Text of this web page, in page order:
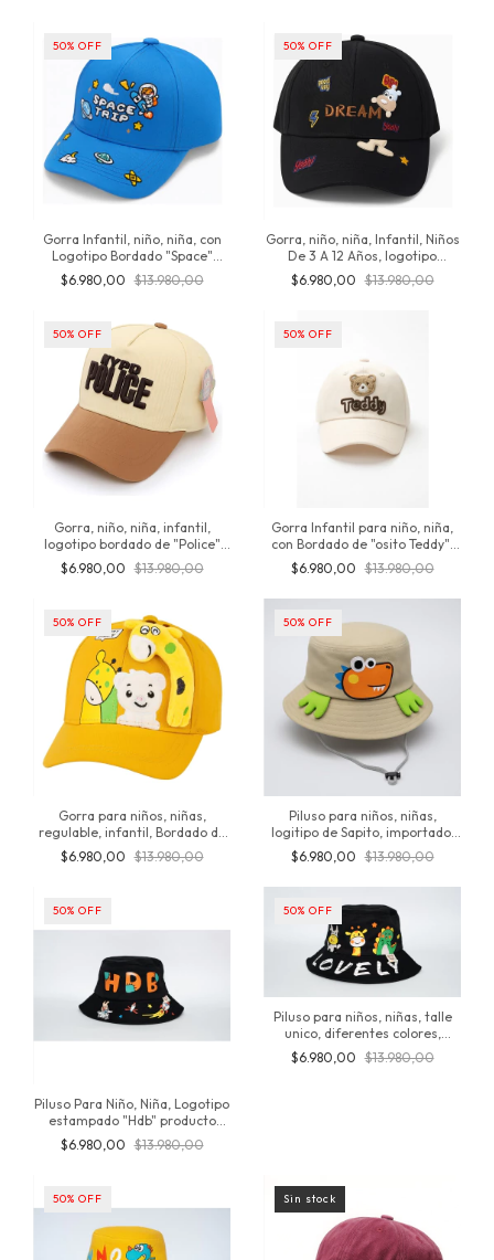
50% OFF
Gorra Infantil, niño, niña, con
Logotipo Bordado "Space"
diferentes colores, De Algodón,
entre 3 y 12 años, producto
$6.980,00 $13.980,00
50% OFF
Gorra, niño, niña, Infantil, Niños
De 3 A 12 Años, logotipo
bordado "Dream" importado,
algodón, verano, producto
$6.980,00 $13.980,00
50% OFF
Gorra, niño, niña, infantil,
logotipo bordado de "Police"
Niños De 3 A 12 Años,
importado, algodón, original
$6.980,00 $13.980,00
50% OFF
Gorra Infantil para niño, niña,
con Bordado de "osito Teddy",
Verano, Importado, para nenes
entre 3 y 10 años, producto
$6.980,00 $13.980,00
50% OFF
Gorra para niños, niñas,
regulable, infantil, Bordado de
"Jirafa" Primavera, Verano,
Importado, producto original de
$6.980,00 $13.980,00
50% OFF
Piluso para niños, niñas,
logitipo de Sapito, importado,
algodon, talle unico, producto
original de Inversionesjt
$6.980,00 $13.980,00
50% OFF
Piluso Para Niño, Niña, Logotipo
estampado "Hdb" producto
original de Inversionesjt,
importado, algodon, talle unico,
$6.980,00 $13.980,00
50% OFF
Piluso para niños, niñas, talle
unico, diferentes colores,
exclusivo, importado,
Estampado "Lovely Animalitos"
$6.980,00 $13.980,00
50% OFF Sin stock